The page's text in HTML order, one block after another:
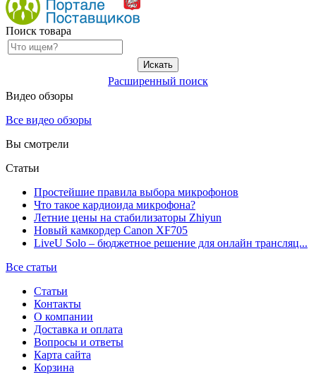
Поиск товара
Расширенный поиск
Видео обзоры
Все видео обзоры
Вы смотрели
Статьи
Простейшие правила выбора микрофонов
Что такое кардиоида микрофона?
Летние цены на стабилизаторы Zhiyun
Новый камкордер Canon XF705
LiveU Solo – бюджетное решение для онлайн трансляц...
Все статьи
Статьи
Контакты
О компании
Доставка и оплата
Вопросы и ответы
Карта сайта
Корзина